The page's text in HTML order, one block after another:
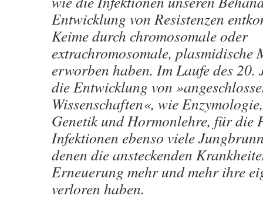
Entwicklung von Resistenzen
Keime durch chromosomale oder
extrachromosomale, plasmidische
erworben haben. Im Laufe des
die Entwicklung von
Wissenschaften«, wie
Genetik und Hormonlehre, für die
Infektionen ebenso viele
denen die ansteckenden
Erneuerung mehr und mehr ihre
verloren haben.